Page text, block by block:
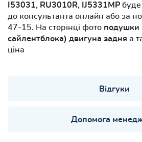
I53031, RU3010R, IJ5331MP
до консультанта онлайн або за
47-15. На сторінці фото подушки
сайлентблока) двигуна задня а
ціна
Відгуки
Допомога